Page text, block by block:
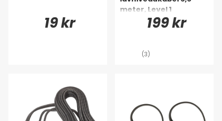
19 kr
meter, Level 1
199 kr
(3)